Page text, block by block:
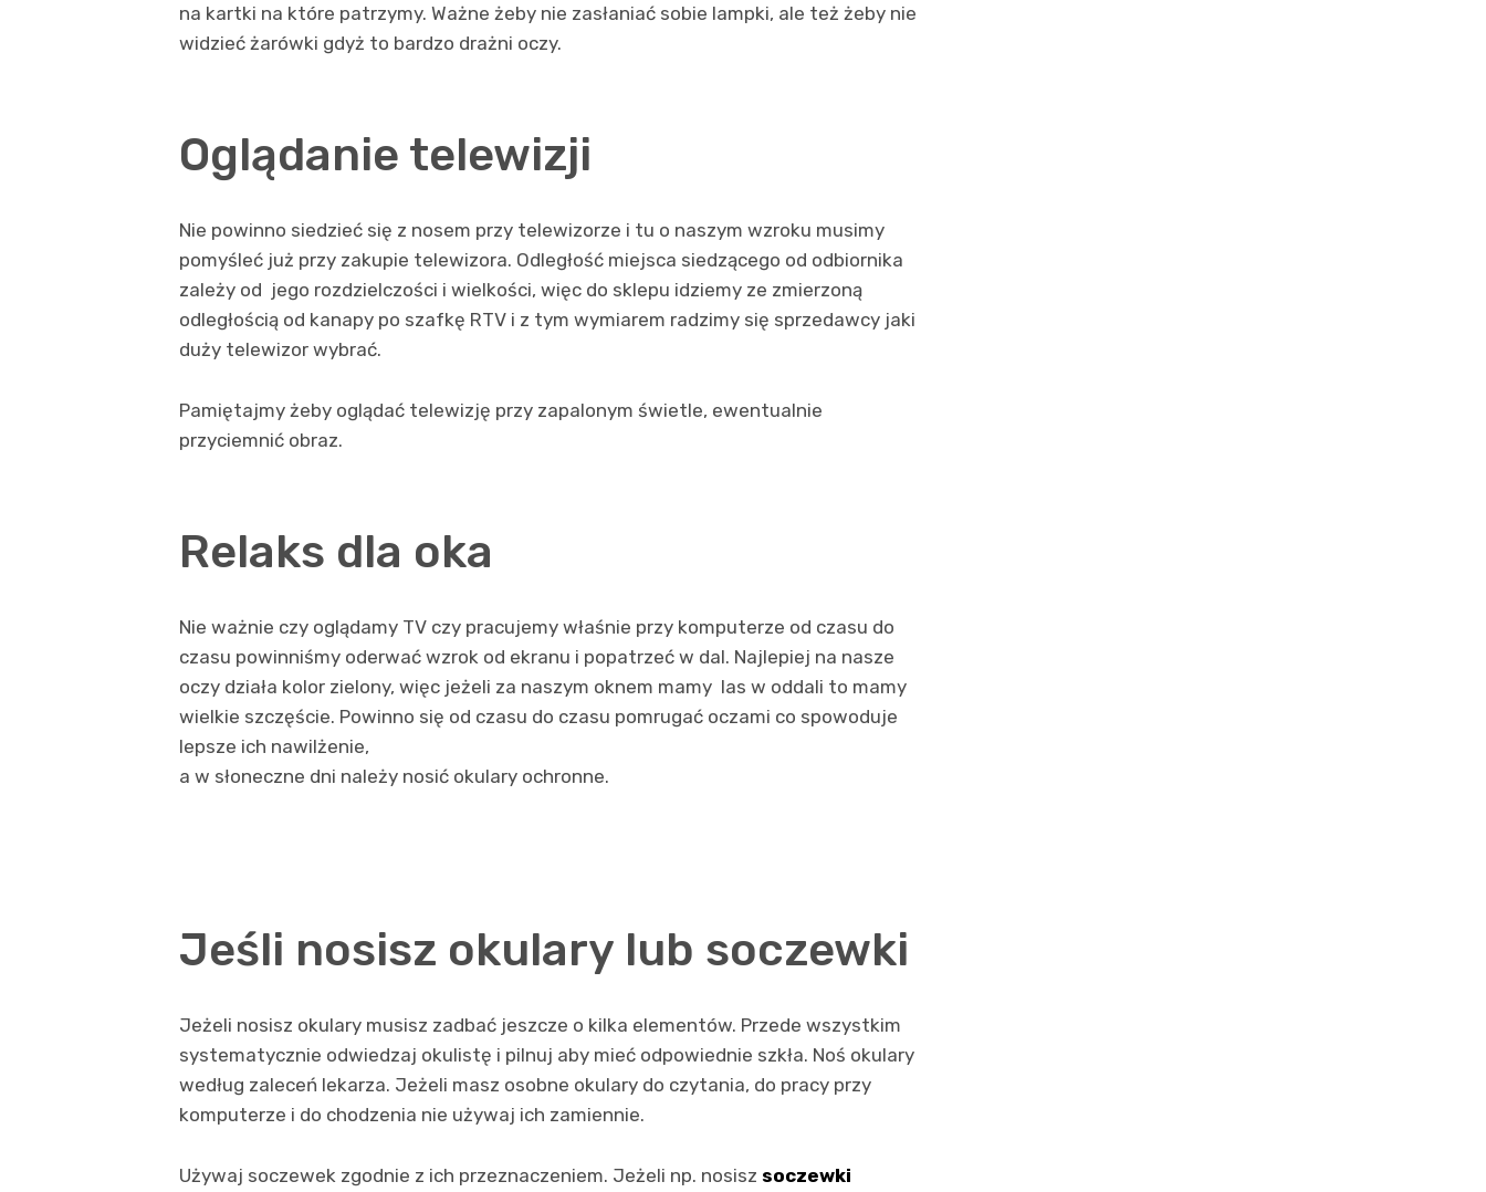
na kartki na które patrzymy. Ważne żeby nie zasłaniać sobie lampki, ale też żeby nie
widzieć żarówki gdyż to bardzo drażni oczy.
Oglądanie telewizji
Nie powinno siedzieć się z nosem przy telewizorze i tu o naszym wzroku musimy
pomyśleć już przy zakupie telewizora. Odległość miejsca siedzącego od odbiornika
zależy od jego rozdzielczości i wielkości, więc do sklepu idziemy ze zmierzoną
odległością od kanapy po szafkę RTV i z tym wymiarem radzimy się sprzedawcy jaki
duży telewizor wybrać.
Pamiętajmy żeby oglądać telewizję przy zapalonym świetle, ewentualnie
przyciemnić obraz.
Relaks dla oka
Nie ważnie czy oglądamy TV czy pracujemy właśnie przy komputerze od czasu do
czasu powinniśmy oderwać wzrok od ekranu i popatrzeć w dal. Najlepiej na nasze
oczy działa kolor zielony, więc jeżeli za naszym oknem mamy las w oddali to mamy
wielkie szczęście. Powinno się od czasu do czasu pomrugać oczami co spowoduje
lepsze ich nawilżenie,
a w słoneczne dni należy nosić okulary ochronne.
Jeśli nosisz okulary lub soczewki
Jeżeli nosisz okulary musisz zadbać jeszcze o kilka elementów. Przede wszystkim
systematycznie odwiedzaj okulistę i pilnuj aby mieć odpowiednie szkła. Noś okulary
według zaleceń lekarza. Jeżeli masz osobne okulary do czytania, do pracy przy
komputerze i do chodzenia nie używaj ich zamiennie.
Używaj soczewek zgodnie z ich przeznaczeniem. Jeżeli np. nosisz soczewki